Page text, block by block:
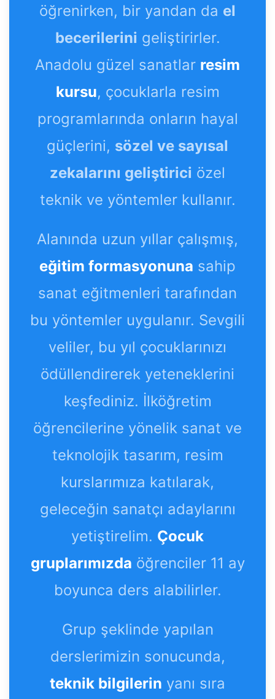
öğrenirken, bir yandan da el
becerilerini geliştirirler.
Anadolu güzel sanatlar resim
kursu, çocuklarla resim
programlarında onların hayal
güçlerini, sözel ve sayısal
zekalarını geliştirici özel
teknik ve yöntemler kullanır.
Alanında uzun yıllar çalışmış,
eğitim formasyonuna sahip
sanat eğitmenleri tarafından
bu yöntemler uygulanır. Sevgili
veliler, bu yıl çocuklarınızı
ödüllendirerek yeteneklerini
keşfediniz. İlköğretim
öğrencilerine yönelik sanat ve
teknolojik tasarım, resim
kurslarımıza katılarak,
geleceğin sanatçı adaylarını
yetiştirelim. Çocuk
gruplarımızda öğrenciler 11 ay
boyunca ders alabilirler.
Grup şeklinde yapılan
derslerimizin sonucunda,
teknik bilgilerin yanı sıra